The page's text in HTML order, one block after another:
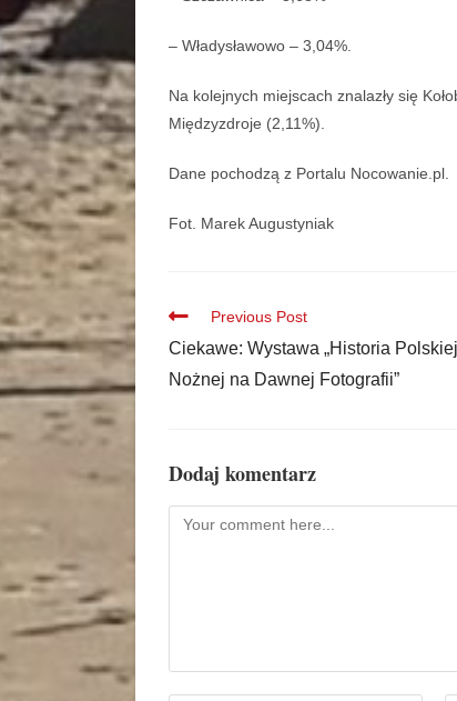
– Władysławowo – 3,04%.
Na kolejnych miejscach znalazły się
Międzyzdroje (2,11%).
Dane pochodzą z Portalu Nocowanie.pl.
Fot. Marek Augustyniak
Previous Post
Ciekawe: Wystawa „Historia
Nożnej na Dawnej Fotografii”
Dodaj komentarz